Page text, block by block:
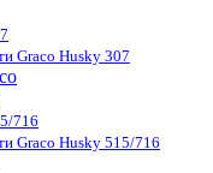
Graco Husky 307
716
Graco Husky 515/716